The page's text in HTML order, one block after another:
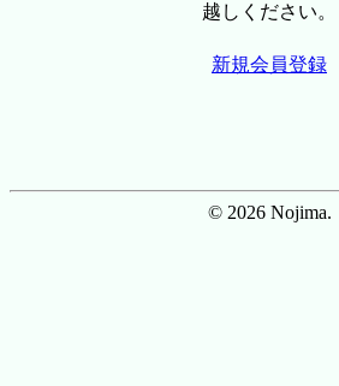
越しください。
新規会員登録
© 2026 Nojima.